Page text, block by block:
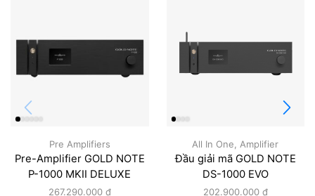
Pre Amplifiers
Pre-Amplifier GOLD NOTE
P-1000 MKII DELUXE
267.290.000 ₫
All In One Amplifier
Đầu giải mã GOLD NOTE
DS-1000 EVO
202.900.000 ₫